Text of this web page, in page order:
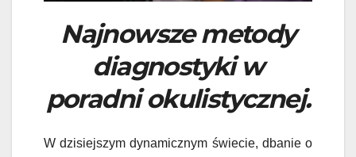
Najnowsze metody
diagnostyki w
poradni okulistycznej.
W dzisiejszym dynamicznym świecie, dbanie o